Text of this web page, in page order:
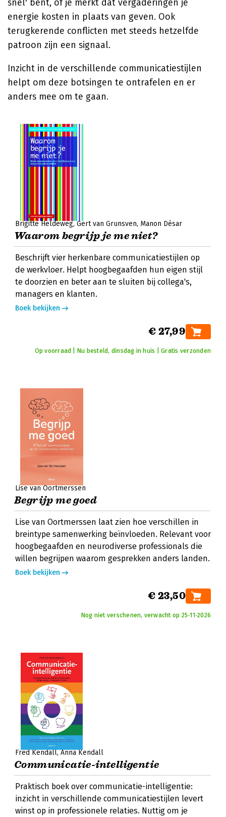
snel' bent, of je merkt dat vergaderingen je
energie kosten in plaats van geven. Ook
terugkerende conflicten met steeds hetzelfde
patroon zijn een signaal.
Inzicht in de verschillende communicatiestijlen
helpt om deze botsingen te ontrafelen en er
anders mee om te gaan.
Brigitte Heldeweg Gert van Grunsven Manon Désar
Waarom begrijp je me niet?
Beschrijft vier herkenbare communicatiestijlen op
de werkvloer. Helpt hoogbegaafden hun eigen stijl
te doorzien en beter aan te sluiten bij collega's,
managers en klanten.
Boek bekijken
€ 27,99
Op voorraad | Nu besteld, dinsdag in huis | Gratis verzonden
Lise van Oortmerssen
Begrijp me goed
Lise van Oortmerssen laat zien hoe verschillen in
breintype samenwerking beïnvloeden. Relevant voor
hoogbegaafden en neurodiverse professionals die
willen begrijpen waarom gesprekken anders landen.
Boek bekijken
€ 23,50
Nog niet verschenen, verwacht op 25‑11‑2026
Fred Kendall Anna Kendall
Communicatie-intelligentie
Praktisch boek over communicatie-intelligentie:
inzicht in verschillende communicatiestijlen levert
winst op in professionele relaties. Nuttig om je